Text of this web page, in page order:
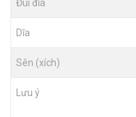
Đùi đĩa
Dĩa
Sên (xích)
Lưu ý